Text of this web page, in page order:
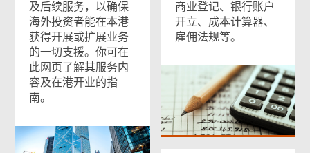
及后续服务，以确保
海外投资者能在本港
获得开展或扩展业务
的一切支援。你可在
此网页了解其服务内
容及在港开业的指
南。
商业登记、银行账户
开立、成本计算器、
雇佣法规等。